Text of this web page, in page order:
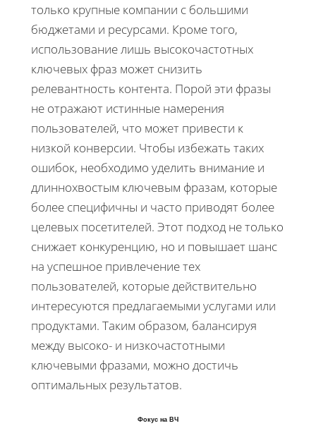
только крупные компании с большими
бюджетами и ресурсами. Кроме того,
использование лишь высокочастотных
ключевых фраз может снизить
релевантность контента. Порой эти фразы
не отражают истинные намерения
пользователей, что может привести к
низкой конверсии. Чтобы избежать таких
ошибок, необходимо уделить внимание и
длиннохвостым ключевым фразам, которые
более специфичны и часто приводят более
целевых посетителей. Этот подход не только
снижает конкуренцию, но и повышает шанс
на успешное привлечение тех
пользователей, которые действительно
интересуются предлагаемыми услугами или
продуктами. Таким образом, балансируя
между высоко- и низкочастотными
ключевыми фразами, можно достичь
оптимальных результатов.
Фокус на ВЧ